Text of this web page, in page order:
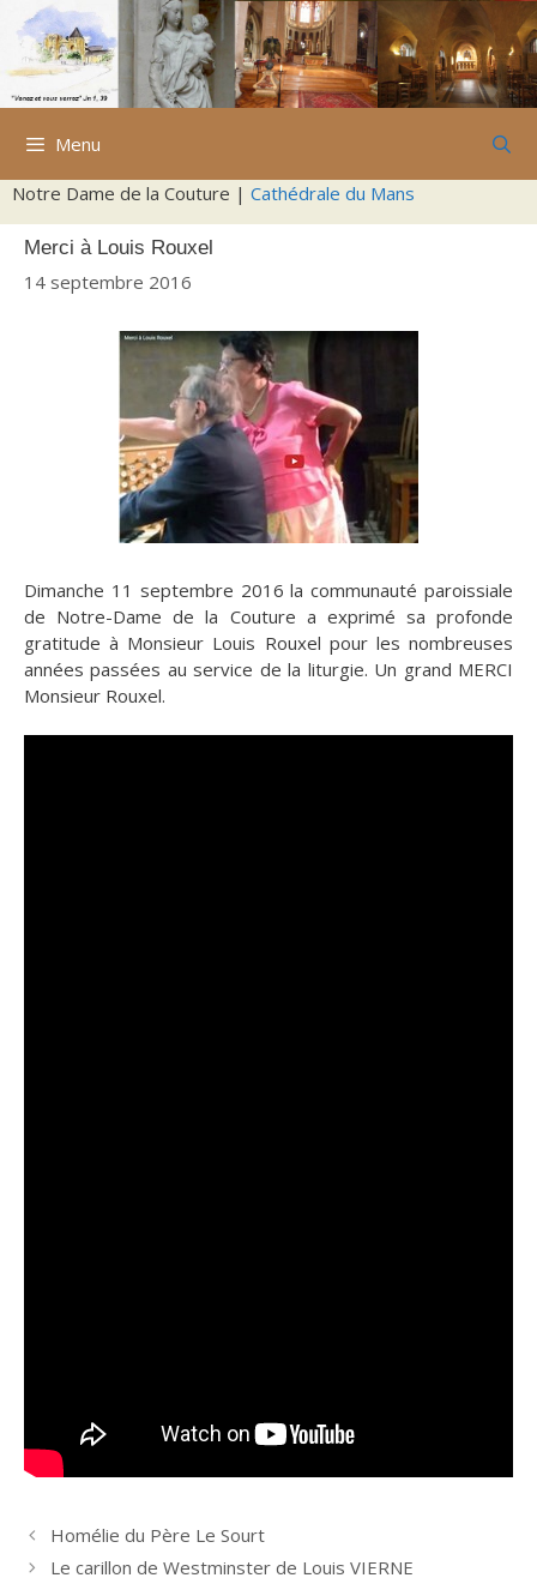
Aller
contenu
Menu
Notre Dame de la Couture | Cathédrale du Mans
Merci à Louis Rouxel
14 septembre 2016
Dimanche 11 septembre 2016 la communauté paroissiale
de Notre-Dame de la Couture a exprimé sa profonde
gratitude à Monsieur Louis Rouxel pour les nombreuses
années passées au service de la liturgie. Un grand MERCI
Monsieur Rouxel.
Homélie du Père Le Sourt
Le carillon de Westminster de Louis VIERNE